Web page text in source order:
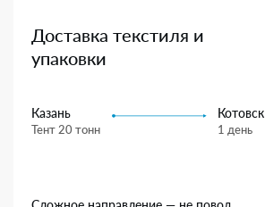
Доставка текстиля и
упаковки
Казань
Тент 20 тонн
Котовск
1 день